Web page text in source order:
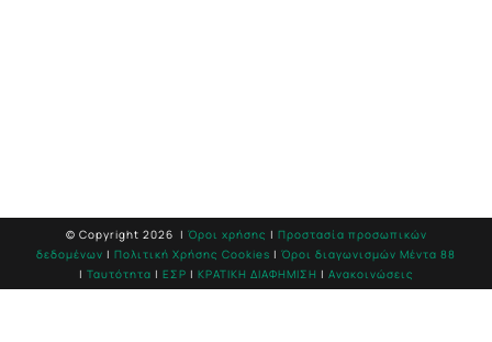
© Copyright 2026 | Όροι χρήσης | Προστασία προσωπικών
δεδομένων | Πολιτική Χρήσης Cookies | Όροι διαγωνισμών Mέντα 88
| Ταυτότητα | ΕΣΡ | ΚΡΑΤΙΚΗ ΔΙΑΦΗΜΙΣΗ | Ανακοινώσεις